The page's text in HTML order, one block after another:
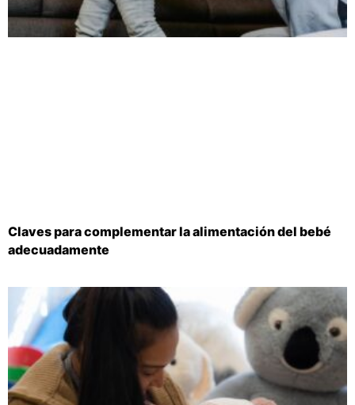
Claves para complementar la alimentación del bebé
adecuadamente